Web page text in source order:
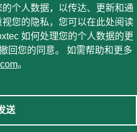
个人数据，以传达、更新和通
您的隐私，您可以在此处阅读
如何处理您的个人数据的更
回您的同意。 如需帮助和更多
。
送